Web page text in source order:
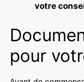
votre
pour